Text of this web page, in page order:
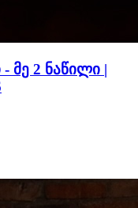
მე 2 ნაწილი |